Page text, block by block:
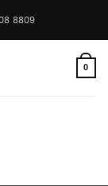
8809
0